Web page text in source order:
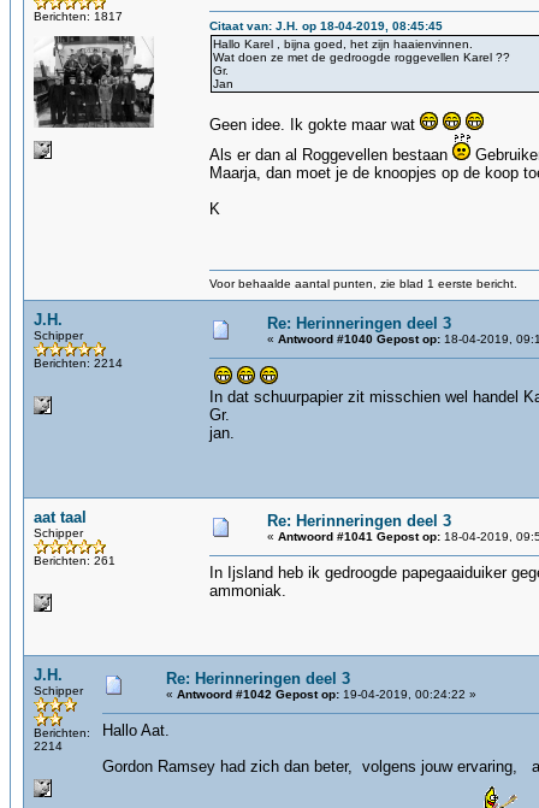
Berichten: 1817
Citaat van: J.H. op 18-04-2019, 08:45:45
Hallo Karel , bijna goed, het zijn haaienvinnen.
Wat doen ze met de gedroogde roggevellen Karel ??
Gr.
Jan
Geen idee. Ik gokte maar wat
Als er dan al Roggevellen bestaan
Maarja, dan moet je de knoopjes op de koop
K
Voor behaalde aantal punten, zie blad 1 eerste bericht.
J.H.
Schipper
Berichten: 2214
Re: Herinneringen deel 3
« Antwoord #1040 Gepost op: 18-04-2019,
In dat schuurpapier zit misschien wel handel
Gr.
jan.
aat taal
Schipper
Berichten: 261
Re: Herinneringen deel 3
« Antwoord #1041 Gepost op: 18-04-2019,
In Ijsland heb ik gedroogde papegaaiduiker
ammoniak.
J.H.
Schipper
Berichten:
2214
Re: Herinneringen deel 3
« Antwoord #1042 Gepost op: 19-04-2019, 00:24:22 »
Hallo Aat.
Gordon Ramsey had zich dan beter, volgens jouw ervaring,